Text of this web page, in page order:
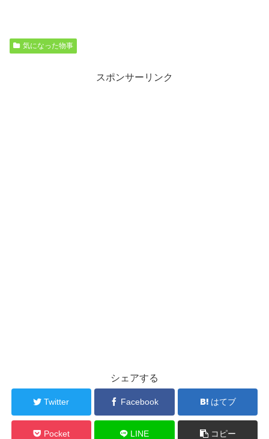
気になった物事
スポンサーリンク
シェアする
Twitter Facebook はてブ
Pocket LINE コピー